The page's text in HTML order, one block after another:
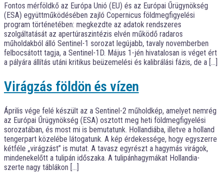
Fontos mérföldkő az Európa Unió (EU) és az Európai Űrügynökség
(ESA) együttműködésében zajló Copernicus földmegfigyelési
program történetében: megkezdte az adatok rendszeres
szolgáltatását az apertúraszintézis elvén működő radaros
műholdakból álló Sentinel-1 sorozat legújabb, tavaly novemberben
felbocsátott tagja, a Sentinel-1D. Május 1-jén hivatalosan is véget ért
a pályára állítás utáni kritikus beüzemelési és kalibrálási fázis, de a […]
Virágzás földön és vízen
Április vége felé készült az a Sentinel-2 műholdkép, amelyet nemrég
az Európai Űrügynökség (ESA) osztott meg heti földmegfigyelési
sorozatában, és most mi is bemutatunk. Hollandiába, illetve a holland
tengerpart közelébe látogatunk. A kép érdekessége, hogy egyszerre
kétféle „virágzást” is mutat. A tavasz egyrészt a hagymás virágok,
mindenekelőtt a tulipán időszaka. A tulipánhagymákat Hollandia-
szerte nagy táblákon […]